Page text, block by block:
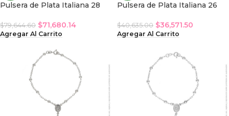
Pulsera de Plata Italiana 28
$79,644.60 $71,680.14
Agregar Al Carrito
Pulsera de Plata Italiana 26
$40,635.00 $36,571.50
Agregar Al Carrito